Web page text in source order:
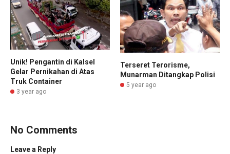
Unik! Pengantin di Kalsel
Gelar Pernikahan di Atas
Truk Container
3 year ago
Terseret Terorisme,
Munarman Ditangkap Polisi
5 year ago
No Comments
Leave a Reply